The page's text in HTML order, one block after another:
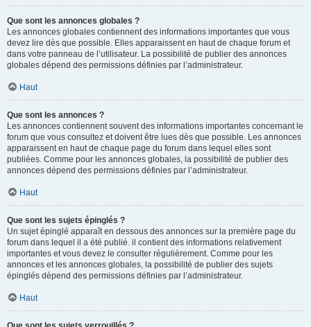
Que sont les annonces globales ?
Les annonces globales contiennent des informations importantes que vous
devez lire dès que possible. Elles apparaissent en haut de chaque forum et
dans votre panneau de l’utilisateur. La possibilité de publier des annonces
globales dépend des permissions définies par l’administrateur.
Haut
Que sont les annonces ?
Les annonces contiennent souvent des informations importantes concernant le
forum que vous consultez et doivent être lues dès que possible. Les annonces
apparaissent en haut de chaque page du forum dans lequel elles sont
publiées. Comme pour les annonces globales, la possibilité de publier des
annonces dépend des permissions définies par l’administrateur.
Haut
Que sont les sujets épinglés ?
Un sujet épinglé apparaît en dessous des annonces sur la première page du
forum dans lequel il a été publié. il contient des informations relativement
importantes et vous devez le consulter régulièrement. Comme pour les
annonces et les annonces globales, la possibilité de publier des sujets
épinglés dépend des permissions définies par l’administrateur.
Haut